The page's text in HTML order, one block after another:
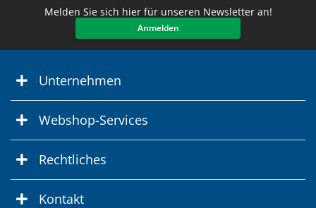
Melden Sie sich hier für unseren Newsletter an!
Anmelden
Unternehmen
Webshop-Services
Rechtliches
Kontakt